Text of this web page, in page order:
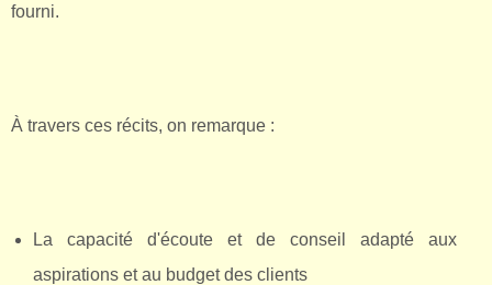
fourni.
À travers ces récits, on remarque :
La capacité d'écoute et de conseil adapté aux
aspirations et au budget des clients